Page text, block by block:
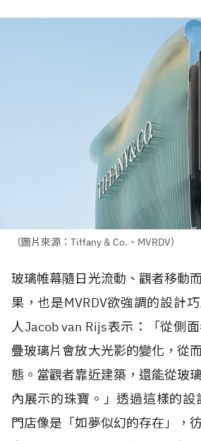
（圖片來源：Tiffany & Co.、MVRDV）
玻璃帷幕隨日光流動、觀者移動
果，也是MVRDV欲強調的設計
人Jacob van Rijs表示：「從側
疊玻璃片會放大光影的變化，從
態。當觀者靠近建築，還能從玻
內展示的珠寶。」透過這樣的設
門店像是「如夢似幻的存在」，